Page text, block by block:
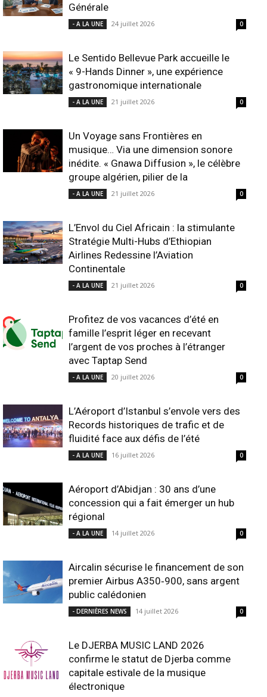
Générale
- A LA UNE 24 juillet 2026 0
Le Sentido Bellevue Park accueille le
« 9-Hands Dinner », une expérience
gastronomique internationale
- A LA UNE 21 juillet 2026 0
Un Voyage sans Frontières en
musique… Via une dimension sonore
inédite. « Gnawa Diffusion », le célèbre
groupe algérien, pilier de la
- A LA UNE 21 juillet 2026 0
L’Envol du Ciel Africain : la stimulante
Stratégie Multi-Hubs d’Ethiopian
Airlines Redessine l’Aviation
Continentale
- A LA UNE 21 juillet 2026 0
Profitez de vos vacances d’été en
famille l’esprit léger en recevant
l’argent de vos proches à l’étranger
avec Taptap Send
- A LA UNE 20 juillet 2026 0
L’Aéroport d’Istanbul s’envole vers des
Records historiques de trafic et de
fluidité face aux défis de l’été
- A LA UNE 16 juillet 2026 0
Aéroport d’Abidjan : 30 ans d’une
concession qui a fait émerger un hub
régional
- A LA UNE 14 juillet 2026 0
Aircalin sécurise le financement de son
premier Airbus A350‑900, sans argent
public calédonien
- DERNIÈRES NEWS 14 juillet 2026 0
Le DJERBA MUSIC LAND 2026
confirme le statut de Djerba comme
capitale estivale de la musique
électronique